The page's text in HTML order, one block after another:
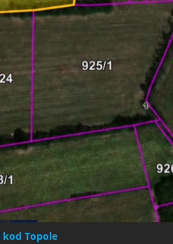
kod Topole